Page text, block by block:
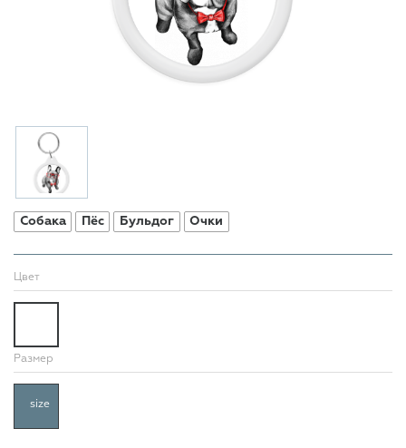
Собака Пёс Бульдог Очки
Цвет
Размер
size